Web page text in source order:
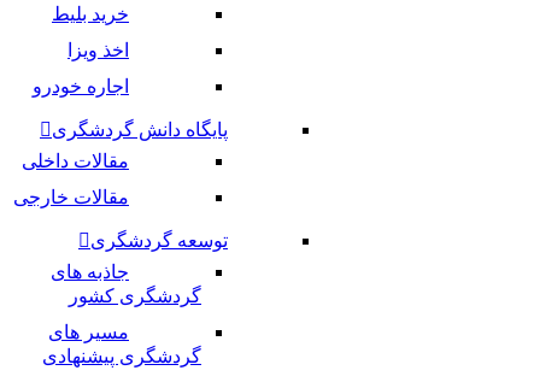
خرید بلیط
اخذ ویزا
اجاره خودرو
پایگاه دانش گردشگری
مقالات داخلی
مقالات خارجی
توسعه گردشگری
جاذبه های
گردشگری کشور
مسیر های
گردشگری پیشنهادی